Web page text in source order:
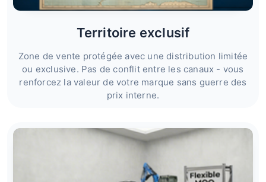
Territoire exclusif
Zone de vente protégée avec une distribution limitée
ou exclusive. Pas de conflit entre les canaux - vous
renforcez la valeur de votre marque sans guerre des
prix interne.